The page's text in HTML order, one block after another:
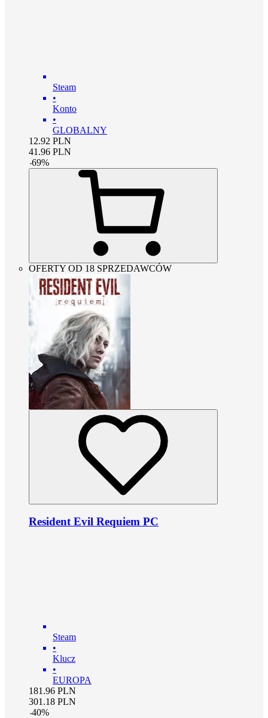
Steam
•
Konto
•
GLOBALNY
12.92 PLN
41.96 PLN
-69%
OFERTY OD 18 SPRZEDAWCÓW
Resident Evil Requiem PC
Steam
•
Klucz
•
EUROPA
181.96 PLN
301.18 PLN
-40%